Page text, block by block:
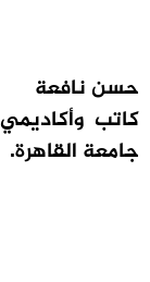
حسن نافعة
كاتب
جامعة القاهرة.